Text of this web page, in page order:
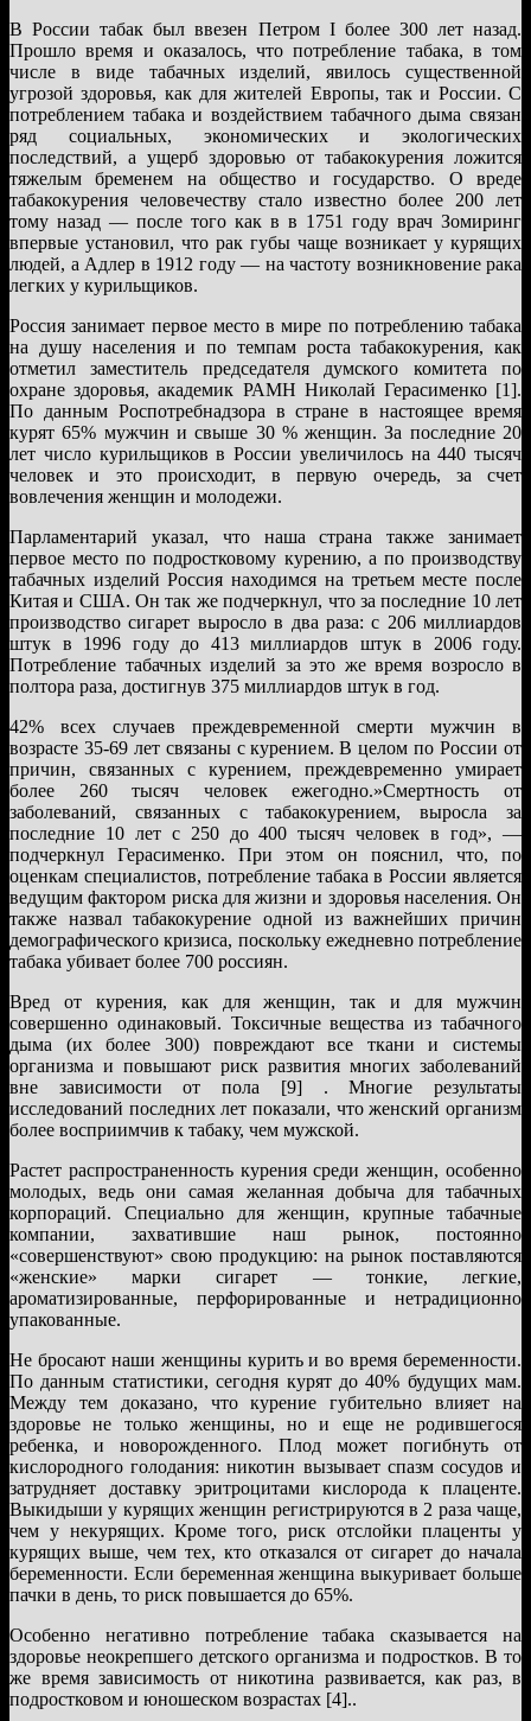
В России табак был ввезен Петром I более 300 лет назад.
Прошло время и оказалось, что потребление табака, в том
числе в виде табачных изделий, явилось существенной
угрозой здоровья, как для жителей Европы, так и России. С
потреблением табака и воздействием табачного дыма связан
ряд социальных, экономических и экологических
последствий, а ущерб здоровью от табакокурения ложится
тяжелым бременем на общество и государство. О вреде
табакокурения человечеству стало известно более 200 лет
тому назад — после того как в в 1751 году врач Зомиринг
впервые установил, что рак губы чаще возникает у курящих
людей, а Адлер в 1912 году — на частоту возникновение рака
легких у курильщиков.
Россия занимает первое место в мире по потреблению табака
на душу населения и по темпам роста табакокурения, как
отметил заместитель председателя думского комитета по
охране здоровья, академик РАМН Николай Герасименко [1].
По данным Роспотребнадзора в стране в настоящее время
курят 65% мужчин и свыше 30 % женщин. За последние 20
лет число курильщиков в России увеличилось на 440 тысяч
человек и это происходит, в первую очередь, за счет
вовлечения женщин и молодежи.
Парламентарий указал, что наша страна также занимает
первое место по подростковому курению, а по производству
табачных изделий Россия находимся на третьем месте после
Китая и США. Он так же подчеркнул, что за последние 10 лет
производство сигарет выросло в два раза: с 206 миллиардов
штук в 1996 году до 413 миллиардов штук в 2006 году.
Потребление табачных изделий за это же время возросло в
полтора раза, достигнув 375 миллиардов штук в год.
42% всех случаев преждевременной смерти мужчин в
возрасте 35-69 лет связаны с курением. В целом по России от
причин, связанных с курением, преждевременно умирает
более 260 тысяч человек ежегодно.»Смертность от
заболеваний, связанных с табакокурением, выросла за
последние 10 лет с 250 до 400 тысяч человек в год», —
подчеркнул Герасименко. При этом он пояснил, что, по
оценкам специалистов, потребление табака в России является
ведущим фактором риска для жизни и здоровья населения. Он
также назвал табакокурение одной из важнейших причин
демографического кризиса, поскольку ежедневно потребление
табака убивает более 700 россиян.
Вред от курения, как для женщин, так и для мужчин
совершенно одинаковый. Токсичные вещества из табачного
дыма (их более 300) повреждают все ткани и системы
организма и повышают риск развития многих заболеваний
вне зависимости от пола [9] . Многие результаты
исследований последних лет показали, что женский организм
более восприимчив к табаку, чем мужской.
Растет распространенность курения среди женщин, особенно
молодых, ведь они самая желанная добыча для табачных
корпораций. Специально для женщин, крупные табачные
компании, захватившие наш рынок, постоянно
«совершенствуют» свою продукцию: на рынок поставляются
«женские» марки сигарет — тонкие, легкие,
ароматизированные, перфорированные и нетрадиционно
упакованные.
Не бросают наши женщины курить и во время беременности.
По данным статистики, сегодня курят до 40% будущих мам.
Между тем доказано, что курение губительно влияет на
здоровье не только женщины, но и еще не родившегося
ребенка, и новорожденного. Плод может погибнуть от
кислородного голодания: никотин вызывает спазм сосудов и
затрудняет доставку эритроцитами кислорода к плаценте.
Выкидыши у курящих женщин регистрируются в 2 раза чаще,
чем у некурящих. Кроме того, риск отслойки плаценты у
курящих выше, чем тех, кто отказался от сигарет до начала
беременности. Если беременная женщина выкуривает больше
пачки в день, то риск повышается до 65%.
Особенно негативно потребление табака сказывается на
здоровье неокрепшего детского организма и подростков. В то
же время зависимость от никотина развивается, как раз, в
подростковом и юношеском возрастах [4]..